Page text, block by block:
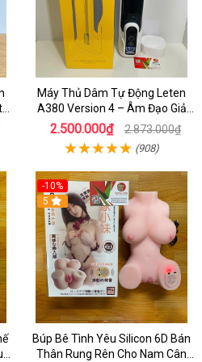
Máy Thủ Dâm Tự Động Leten
A380 Version 4 – Âm Đạo Giả
Đa Năng, Sục Mạnh Cực Sướng
2.500.000₫ 2.873.000₫
(908)
-10%
5
Búp Bê Tình Yêu Silicon 6D Bán
Thân Rung Rên Cho Nam Cân